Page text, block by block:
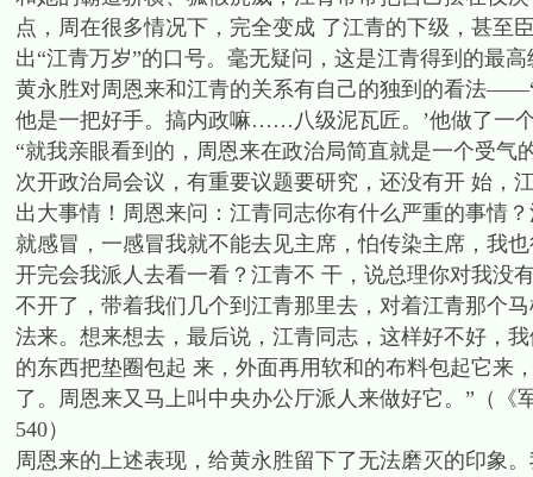
点，周在很多情况下，完全变成 了江青的下级，甚至
出“江青万岁”的口号。毫无疑问，这是江青得到的最
黄永胜对周恩来和江青的关系有自己的独到的看法
他是一把好手。搞内政嘛……八级泥瓦匠。’他做了一
“就我亲眼看到的，周恩来在政治局简直就是一个受
次开政治局会议，有重要议题要研究，还没有开 始，
出大事情！周恩来问：江青同志你有什么严重的事情
就感冒，一感冒我就不能去见主席，怕传染主席，我
开完会我派人去看一看？江青不 干，说总理你对我没
不开了，带着我们几个到江青那里去，对着江青那个
法来。想来想去，最后说，江青同志，这样好不好，
的东西把垫圈包起 来，外面再用软和的布料包起它来
了。周恩来又马上叫中央办公厅派人来做好它。”（
540）
周恩来的上述表现，给黄永胜留下了无法磨灭的印象